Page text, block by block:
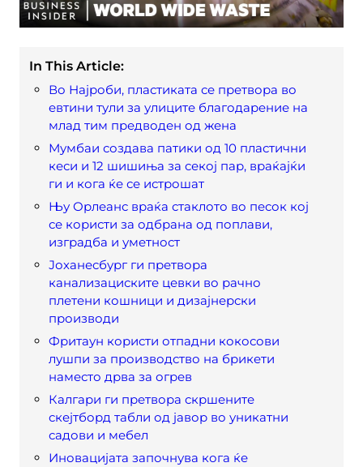
In This Article:
Во Најроби, пластиката се претвора во
евтини тули за улиците благодарение на
млад тим предводен од жена
Мумбаи создава патики од 10 пластични
кеси и 12 шишиња за секој пар, враќајќи
ги и кога ќе се истрошат
Њу Орлеанс враќа стаклото во песок кој
се користи за одбрана од поплави,
изградба и уметност
Јоханесбург ги претвора
канализациските цевки во рачно
плетени кошници и дизајнерски
производи
Фритаун користи отпадни кокосови
лушпи за производство на брикети
наместо дрва за огрев
Калгари ги претвора скршените
скејтборд табли од јавор во уникатни
садови и мебел
Иновацијата започнува кога ќе